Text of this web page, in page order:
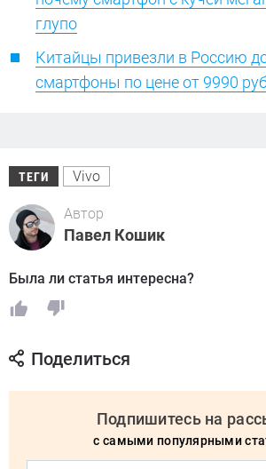
глупо
Китайцы привезли в Россию
смартфоны по цене от 9990
ТЕГИ Vivo
Автор
Павел Кошик
Была ли статья интересна?
Поделиться
Подпишитесь на
с самыми популярными